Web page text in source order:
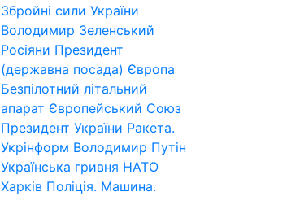
Збройні сили України
Володимир Зеленський
Росіяни Президент
(державна посада) Європа
Безпілотний літальний
апарат Європейський Союз
Президент України Ракета.
Укрінформ Володимир Путін
Українська гривня НАТО
Харків Поліція. Машина.